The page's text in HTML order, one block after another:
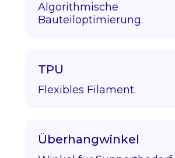
Algorithmische
Bauteiloptimierung.
TPU
Flexibles Filament.
Überhangwinkel